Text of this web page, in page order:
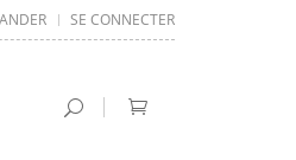
SE CONNECTER